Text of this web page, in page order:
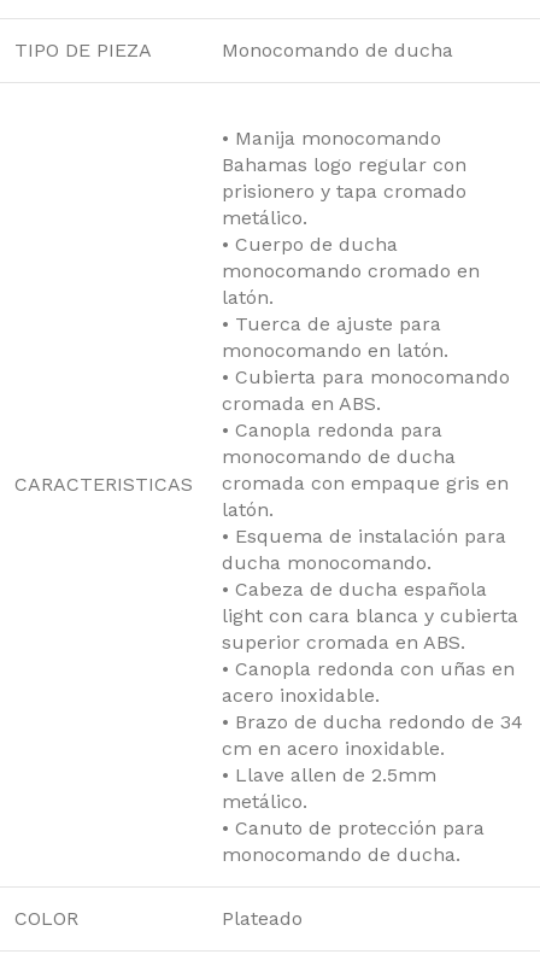
TIPO DE PIEZA Monocomando de ducha
CARACTERISTICAS
• Manija monocomando
Bahamas logo regular con
prisionero y tapa cromado
metálico.
• Cuerpo de ducha
monocomando cromado en
latón.
• Tuerca de ajuste para
monocomando en latón.
• Cubierta para monocomando
cromada en ABS.
• Canopla redonda para
monocomando de ducha
cromada con empaque gris en
latón.
• Esquema de instalación para
ducha monocomando.
• Cabeza de ducha española
light con cara blanca y cubierta
superior cromada en ABS.
• Canopla redonda con uñas en
acero inoxidable.
• Brazo de ducha redondo de 34
cm en acero inoxidable.
• Llave allen de 2.5mm
metálico.
• Canuto de protección para
monocomando de ducha.
COLOR Plateado